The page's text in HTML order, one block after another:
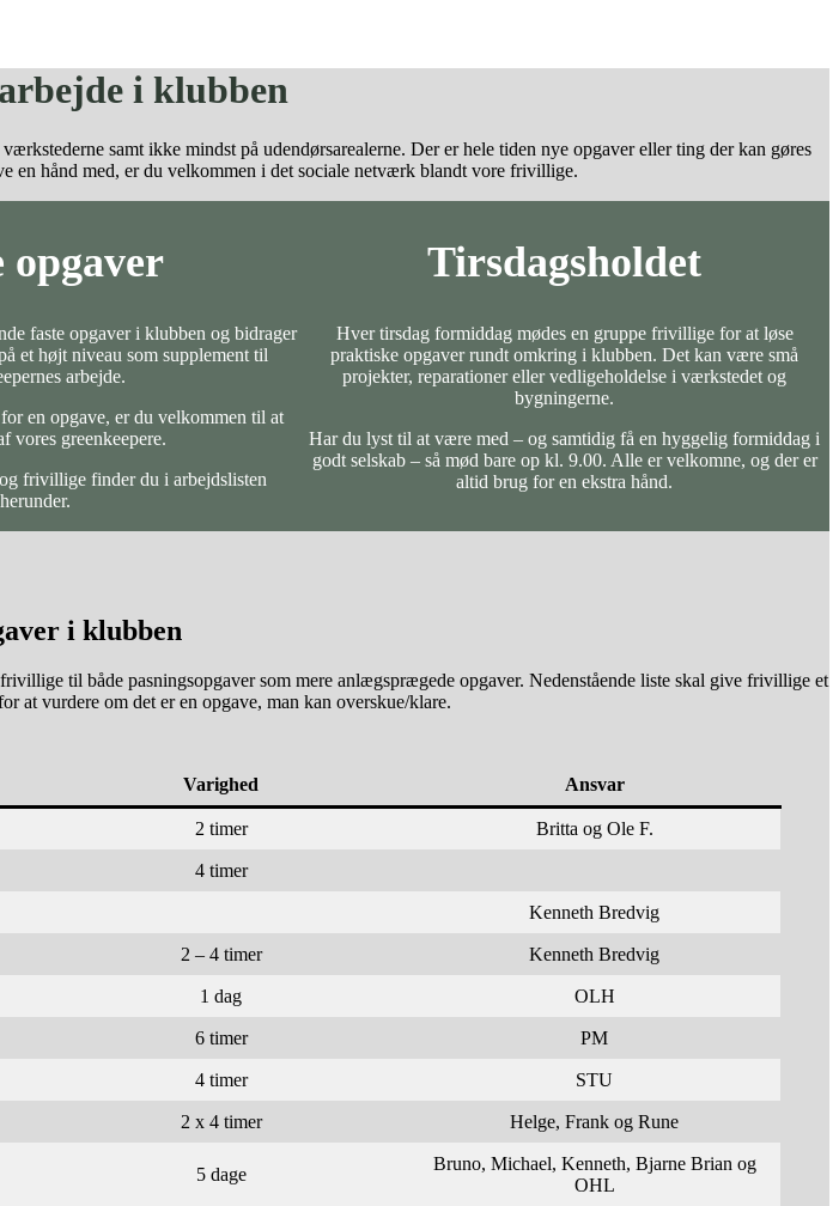
i klubben
samt ikke mindst på udendørsarealerne. Der er hele tiden nye opgaver eller ting der kan gøres
en hånd med, er du velkommen i det sociale netværk blandt vore frivillige.
opgaver
faste opgaver i klubben og bidrager
et højt niveau som supplement til
arbejde.
en opgave, er du velkommen til at
vores greenkeepere.
frivillige finder du i arbejdslisten
herunder.
Tirsdagsholdet
Hver tirsdag formiddag mødes en gruppe frivillige for at løse
praktiske opgaver rundt omkring i klubben. Det kan være små
projekter, reparationer eller vedligeholdelse i værkstedet og
bygningerne.
Har du lyst til at være med – og samtidig få en hyggelig formiddag i
godt selskab – så mød bare op kl. 9.00. Alle er velkomne, og der er
altid brug for en ekstra hånd.
i klubben
til både pasningsopgaver som mere anlægsprægede opgaver. Nedenstående liste skal give frivillige et
at vurdere om det er en opgave, man kan overskue/klare.
Varighed Ansvar
2 timer Britta og Ole F.
4 timer
Kenneth Bredvig
2 – 4 timer Kenneth Bredvig
1 dag OLH
6 timer PM
4 timer STU
2 x 4 timer Helge, Frank og Rune
5 dage
Bruno, Michael, Kenneth, Bjarne Brian og
OHL